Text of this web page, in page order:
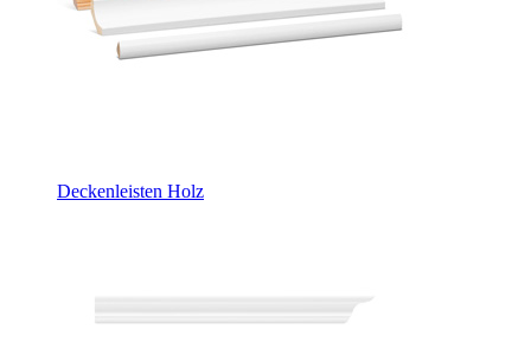
Deckenleisten Holz